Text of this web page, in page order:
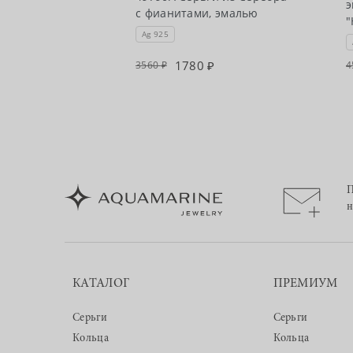
с фианитами, эмалью
Ag 925
3560 1780
КАТАЛОГ
Серьги
Кольца
ПРЕМИУМ
Серьги
Кольца